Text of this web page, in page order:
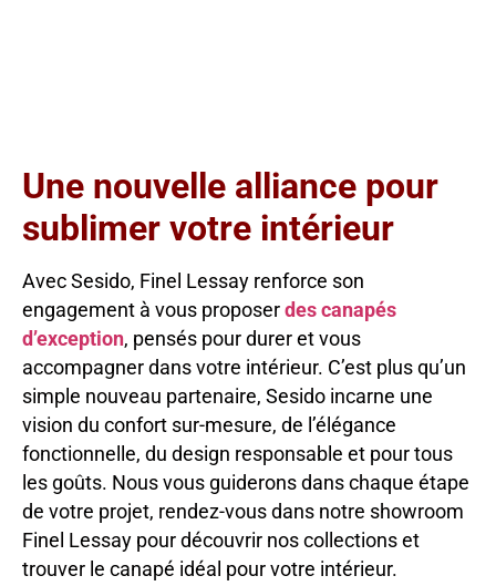
Une nouvelle alliance pour
sublimer votre intérieur
Avec Sesido, Finel Lessay renforce son
engagement à vous proposer des canapés
d’exception, pensés pour durer et vous
accompagner dans votre intérieur. C’est plus qu’un
simple nouveau partenaire, Sesido incarne une
vision du confort sur-mesure, de l’élégance
fonctionnelle, du design responsable et pour tous
les goûts. Nous vous guiderons dans chaque étape
de votre projet, rendez-vous dans notre showroom
Finel Lessay pour découvrir nos collections et
trouver le canapé idéal pour votre intérieur.